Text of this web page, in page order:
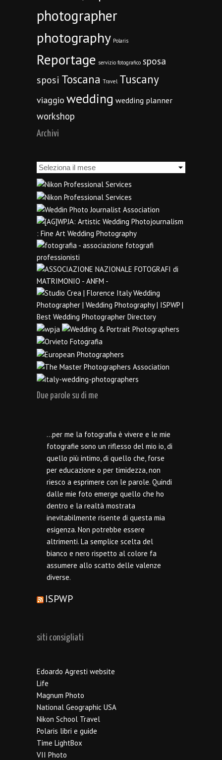
photographer
photography Polaris
Reportage servizio fotografico sposa
sposi Toscana Travel Tuscany
viaggio wedding wedding planner
workshop
Archivi
Archivi
Due parole su di me
…per me la fotografia è vivere e le mie
fotografie sono un riflesso del mio io, di
quello più intimo, di quello che, forse
per educazione o per timidezza, non
riesco a esprimere con le parole. Quindi
dalle mie foto emerge quello che ho
dentro e la realtà mostrata
inevitabilmente risente di questa mia
esigenza. Non potrebbe essere
altrimenti. La semplice scelta del
bianco e nero rispetto al colore fa
assumere allo scatto delle valenze
diverse.
ISPWP
siti consigliati
Edoardo Agresti website
Life
Magnum Photo
National Geographic USA
Nikon School Travel
Polaris libri e guide
Time LightBox
VII Photo